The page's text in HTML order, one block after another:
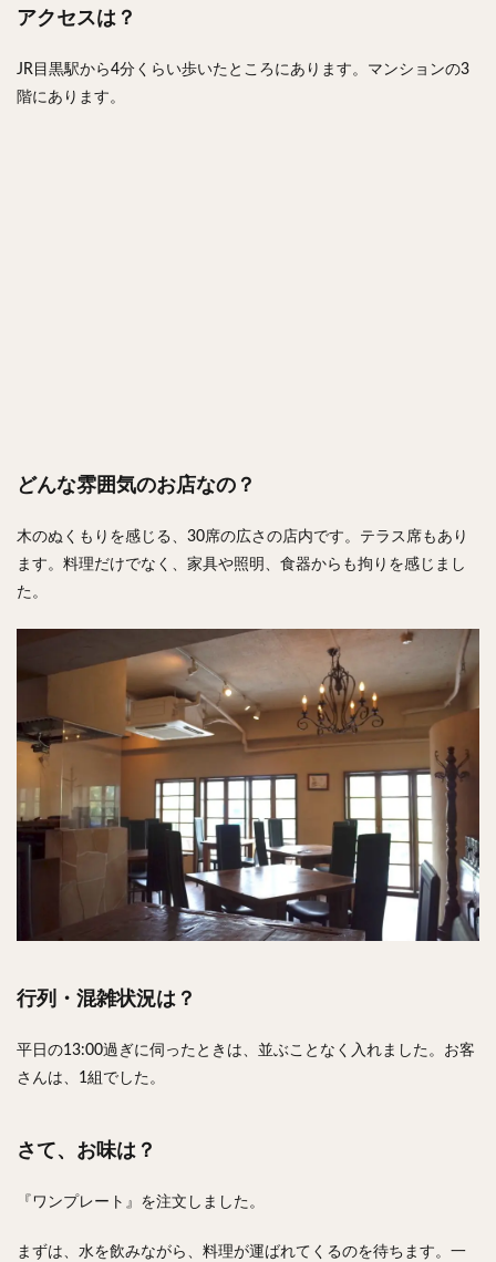
アクセスは？
JR目黒駅から4分くらい歩いたところにあります。マンションの3
階にあります。
どんな雰囲気のお店なの？
木のぬくもりを感じる、30席の広さの店内です。テラス席もあり
ます。料理だけでなく、家具や照明、食器からも拘りを感じまし
た。
行列・混雑状況は？
平日の13:00過ぎに伺ったときは、並ぶことなく入れました。お客
さんは、1組でした。
さて、お味は？
『ワンプレート』を注文しました。
まずは、水を飲みながら、料理が運ばれてくるのを待ちます。一